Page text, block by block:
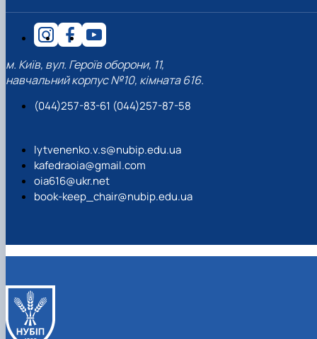
м. Київ, вул. Героїв оборони, 11,
навчальний корпус №10, кімната 616.
(044)257-83-61 (044)257-87-58
lytvenenko.v.s@nubip.edu.ua
kafedraoia@gmail.com
oia616@ukr.net
book-keep_chair@nubip.edu.ua